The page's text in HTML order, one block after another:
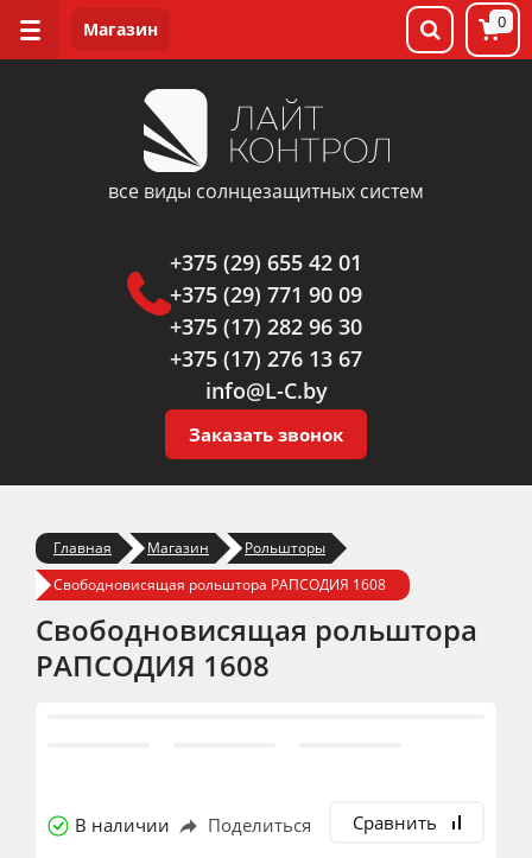
все виды солнцезащитных систем
+375 (29) 655 42 01
+375 (29) 771 90 09
+375 (17) 282 96 30
+375 (17) 276 13 67
info@L-C.by
Заказать звонок
0
Главная Магазин
Рольшторы
Свободновисящая рольштора РАПСОДИЯ 1608
Свободновисящая рольштора
РАПСОДИЯ 1608
В наличии Поделиться Сравнить